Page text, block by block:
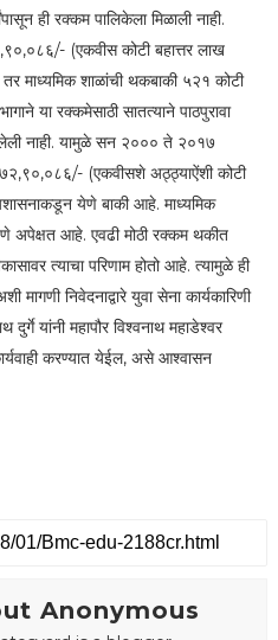
ही रक्कम पालिकेला मिळाली नाही.
(एकवीस कोटी बहात्तर लाख
माध्यमिक शाळांची थकबाकी ५२१ कोटी
या रक्कमेसाठी सातत्याने पाठपुरावा
नाही. यामुळे सन २००० ते २०१७
(एकवीसशे अठ्ठ्याऐंशी कोटी
येणे बाकी आहे. माध्यमिक
अपेक्षत आहे. एवढी मोठी रक्कम थकीत
त्याचा परिणाम होतो आहे. त्यामुळे ही
निवेदनाद्वारे युवा सेना कार्यकारिणी
यांनी महापौर विश्वनाथ महाडेश्वर
करण्यात येईल, असे आश्वासन
Anonymous